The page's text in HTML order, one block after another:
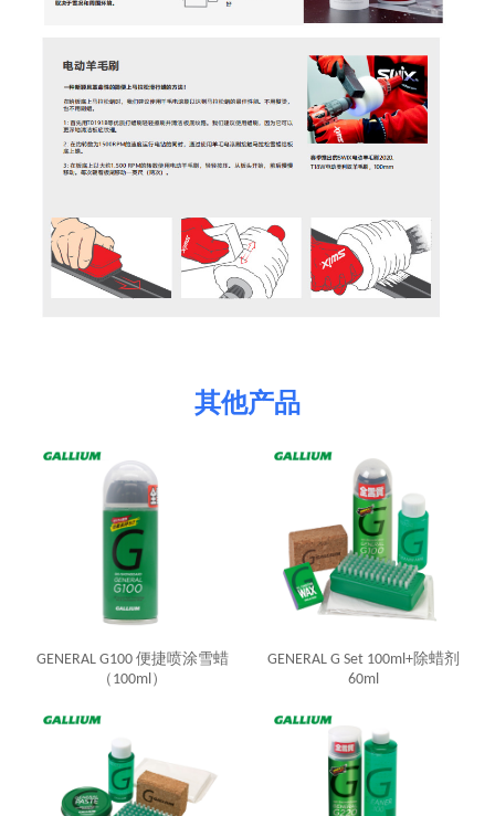
其他产品
GENERAL G100 便捷喷涂雪蜡
（100ml）
GENERAL G Set 100ml+除蜡剂
60ml